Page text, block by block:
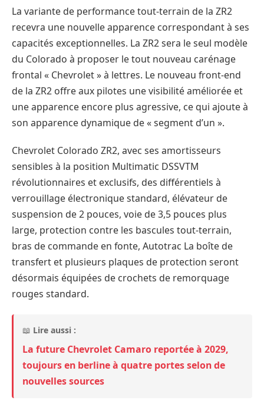
La variante de performance tout-terrain de la ZR2
recevra une nouvelle apparence correspondant à ses
capacités exceptionnelles. La ZR2 sera le seul modèle
du Colorado à proposer le tout nouveau carénage
frontal « Chevrolet » à lettres. Le nouveau front-end
de la ZR2 offre aux pilotes une visibilité améliorée et
une apparence encore plus agressive, ce qui ajoute à
son apparence dynamique de « segment d’un ».
Chevrolet Colorado ZR2, avec ses amortisseurs
sensibles à la position Multimatic DSSVTM
révolutionnaires et exclusifs, des différentiels à
verrouillage électronique standard, élévateur de
suspension de 2 pouces, voie de 3,5 pouces plus
large, protection contre les bascules tout-terrain,
bras de commande en fonte, Autotrac La boîte de
transfert et plusieurs plaques de protection seront
désormais équipées de crochets de remorquage
rouges standard.
📖 Lire aussi :
La future Chevrolet Camaro reportée à 2029,
toujours en berline à quatre portes selon de
nouvelles sources